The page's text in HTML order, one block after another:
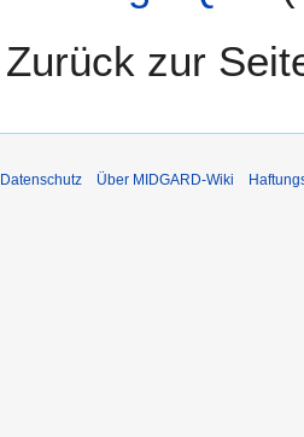
Zurück zur
Datenschutz Über MIDGARD-Wiki